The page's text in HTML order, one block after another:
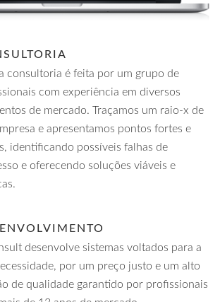
consultoria é feita por um grupo de
com experiência em diversos
de mercado. Traçamos um raio-x de
e apresentamos pontos fortes e
identificando possíveis falhas de
e oferecendo soluções viáveis e
desenvolve sistemas voltados para a
por um preço justo e um alto
de qualidade garantido por profissionais